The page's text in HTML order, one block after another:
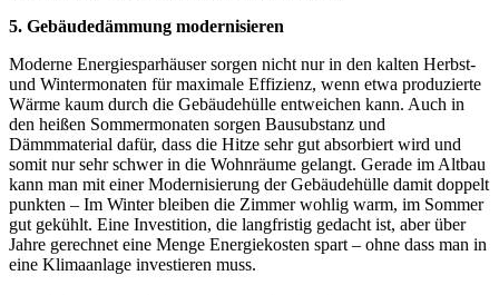
5. Gebäudedämmung modernisieren
Moderne Energiesparhäuser sorgen nicht nur in den kalten Herbst-
und Wintermonaten für maximale Effizienz, wenn etwa produzierte
Wärme kaum durch die Gebäudehülle entweichen kann. Auch in
den heißen Sommermonaten sorgen Bausubstanz und
Dämmmaterial dafür, dass die Hitze sehr gut absorbiert wird und
somit nur sehr schwer in die Wohnräume gelangt. Gerade im Altbau
kann man mit einer Modernisierung der Gebäudehülle damit doppelt
punkten – Im Winter bleiben die Zimmer wohlig warm, im Sommer
gut gekühlt. Eine Investition, die langfristig gedacht ist, aber über
Jahre gerechnet eine Menge Energiekosten spart – ohne dass man in
eine Klimaanlage investieren muss.